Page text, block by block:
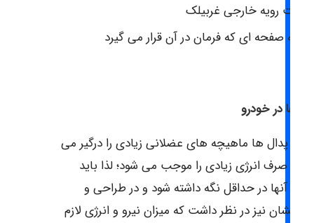
ها در خودرو
با پدال ها ماهیچه های عضلانی زیادی را درگیر می
و صرف انرژی زیادی را موجب می شود؛ لذا باید
آنها در حداقل نگه داشته شود و در طراحی و
نیز در نظر داشت که میزان نیرو و انرژی لازم